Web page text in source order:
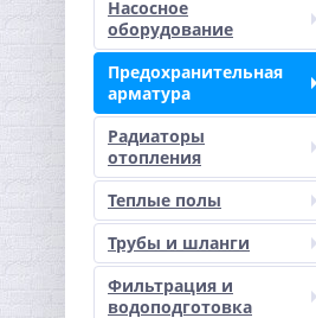
Насосное
оборудование
Предохранительная
арматура
Радиаторы
отопления
Теплые полы
Трубы и шланги
Фильтрация и
водоподготовка